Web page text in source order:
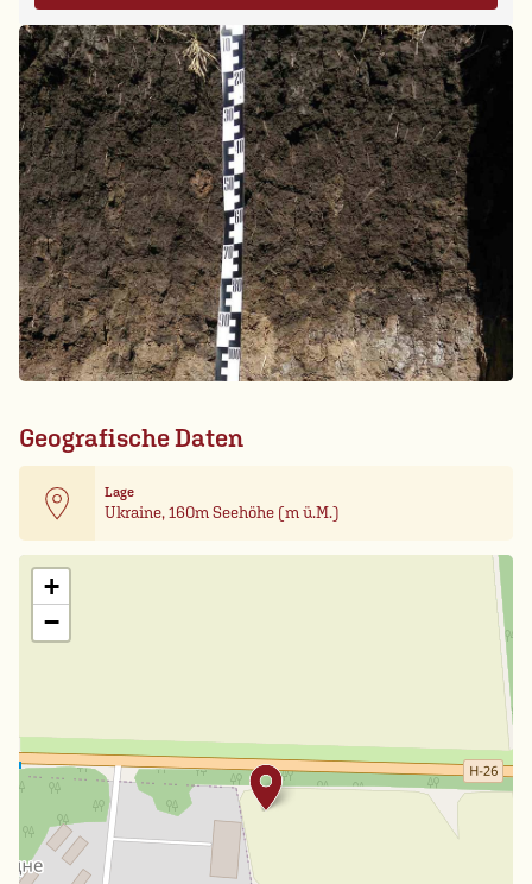
Geografische Daten
Lage
Ukraine, 160m Seehöhe (m ü.M.)
+
−